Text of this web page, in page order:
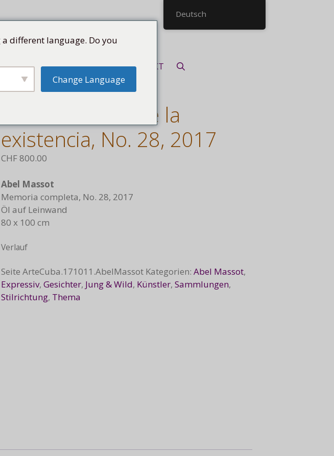
KUBA SHOP KONTAKT
Incertidumbre de la
existencia, No. 28, 2017
CHF800.00
Abel Massot
Memoria completa, No. 28, 2017
Öl auf Leinwand
80 x 100 cm
Verlauf
SeiteArteCuba.171011.AbelMassot Kategorien:Abel Massot,
Expressiv,Gesichter, Jung & Wild, Künstler,Sammlungen,
Stilrichtung, Thema
Deutsch
different language. Do you
Change Language